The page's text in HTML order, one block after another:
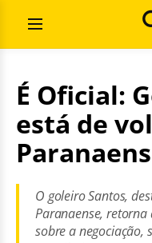
contentOpen
Menu
for:
É Oficial:
está de
O goleiro Santos,
Paranaense,
sobre a negociação,